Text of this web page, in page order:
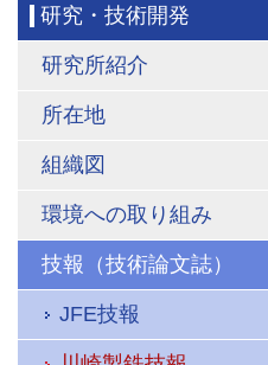
研究・技術開発
研究所紹介
所在地
組織図
環境への取り組み
技報（技術論文誌）
JFE技報